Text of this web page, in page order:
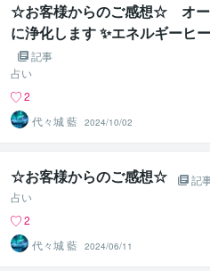
☆お客様からのご感想☆ オー
に浄化します ✨エネルギーヒ
ーラを浄化いたします✨
記事
占い
2
代々城 藍 2024/10/02
☆お客様からのご感想☆
記
占い
2
代々城 藍 2024/06/11